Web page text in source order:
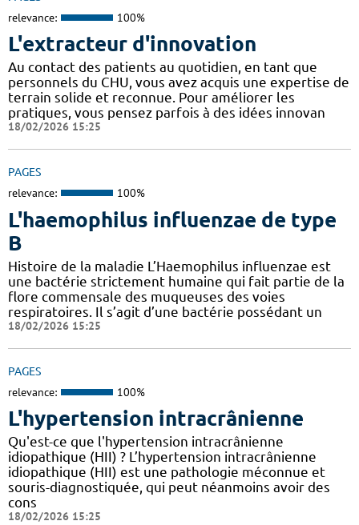
relevance: 100%
L'extracteur d'innovation
Au contact des patients au quotidien, en tant que
personnels du CHU, vous avez acquis une expertise de
terrain solide et reconnue. Pour améliorer les
pratiques, vous pensez parfois à des idées innovan
18/02/2026 15:25
PAGES
relevance: 100%
L'haemophilus influenzae de type
B
Histoire de la maladie L’Haemophilus influenzae est
une bactérie strictement humaine qui fait partie de la
flore commensale des muqueuses des voies
respiratoires. Il s’agit d’une bactérie possédant un
18/02/2026 15:25
PAGES
relevance: 100%
L'hypertension intracrânienne
Qu'est-ce que l'hypertension intracrânienne
idiopathique (HII) ? L’hypertension intracrânienne
idiopathique (HII) est une pathologie méconnue et
souris-diagnostiquée, qui peut néanmoins avoir des
cons
18/02/2026 15:25